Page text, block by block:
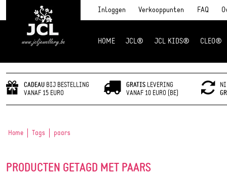
Inloggen Verkooppunten FAQ
HOME JCL® JCL KIDS® CLEO®
CADEAU BIJ BESTELLING
VANAF 15 EURO
GRATISLEVERING
VANAF 10 EURO (BE)
Home Tags paars
PRODUCTEN GETAGD MET PAARS